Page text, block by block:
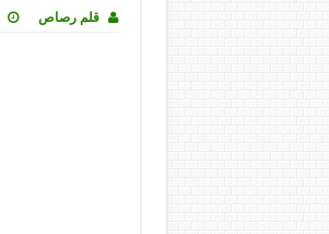
قلم رصاص